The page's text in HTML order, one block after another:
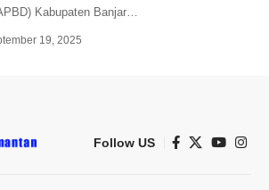
Kabupaten Banjar…
19, 2025
Follow US